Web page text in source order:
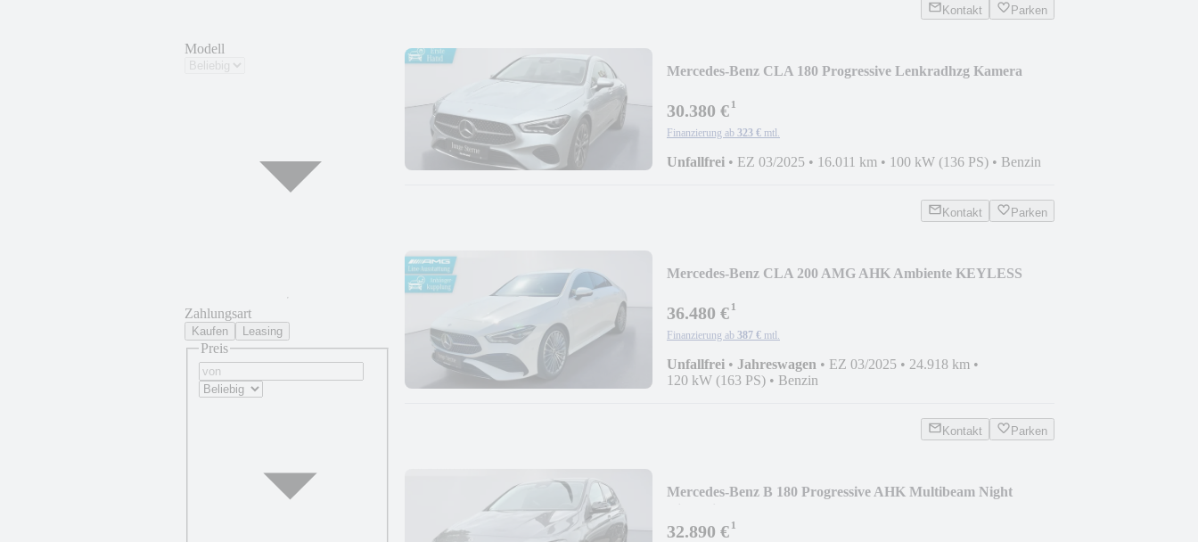
Modell
Zahlungsart
Kaufen Leasing
Preis
Kontakt Parken
Mercedes-Benz CLA 180 Progressive Lenkradhzg Kamera
30.380 €¹
Finanzierung ab 323 € mtl.
Unfallfrei • EZ 03/2025 • 16.011 km • 100 kW (136 PS) • Benzin
Kontakt Parken
Mercedes-Benz CLA 200 AMG AHK Ambiente KEYLESS
36.480 €¹
Finanzierung ab 387 € mtl.
Unfallfrei • Jahreswagen • EZ 03/2025 • 24.918 km •
120 kW (163 PS) • Benzin
Kontakt Parken
Mercedes-Benz B 180 Progressive AHK Multibeam Night
32.890 €¹